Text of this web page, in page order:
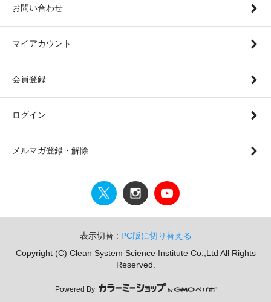
お問い合わせ
マイアカウント
会員登録
ログイン
メルマガ登録・解除
表示切替 : PC版に切り替える
Copyright (C) Clean System Science Institute Co.,Ltd All Rights
Reserved.
Powered By